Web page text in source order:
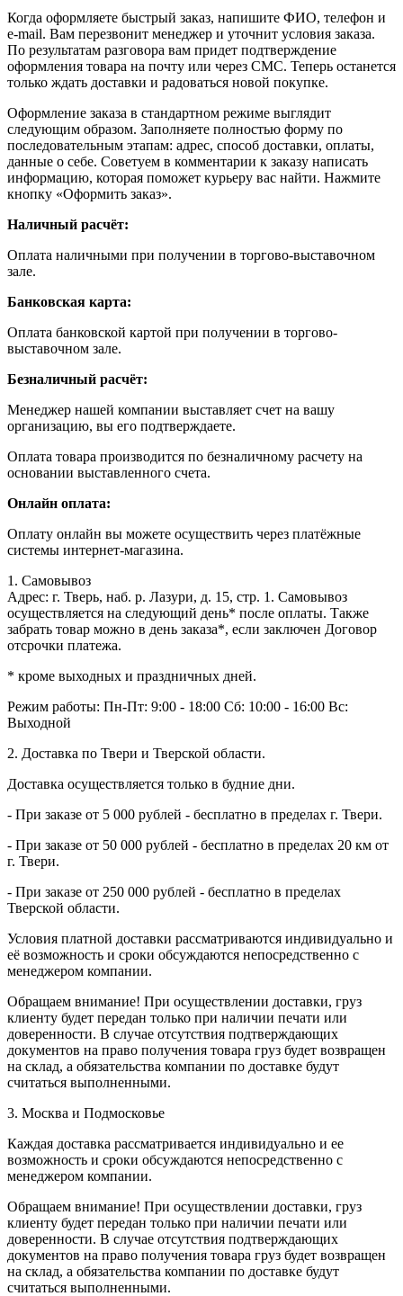
Когда оформляете быстрый заказ, напишите ФИО, телефон и
e-mail. Вам перезвонит менеджер и уточнит условия заказа.
По результатам разговора вам придет подтверждение
оформления товара на почту или через СМС. Теперь останется
только ждать доставки и радоваться новой покупке.
Оформление заказа в стандартном режиме выглядит
следующим образом. Заполняете полностью форму по
последовательным этапам: адрес, способ доставки, оплаты,
данные о себе. Советуем в комментарии к заказу написать
информацию, которая поможет курьеру вас найти. Нажмите
кнопку «Оформить заказ».
Наличный расчёт:
Оплата наличными при получении в торгово-выставочном
зале.
Банковская карта:
Оплата банковской картой при получении в торгово-
выставочном зале.
Безналичный расчёт:
Менеджер нашей компании выставляет счет на вашу
организацию, вы его подтверждаете.
Оплата товара производится по безналичному расчету на
основании выставленного счета.
Онлайн оплата:
Оплату онлайн вы можете осуществить через платёжные
системы интернет-магазина.
1. Самовывоз
Адрес: г. Тверь, наб. р. Лазури, д. 15, стр. 1. Самовывоз
осуществляется на следующий день* после оплаты. Также
забрать товар можно в день заказа*, если заключен Договор
отсрочки платежа.
* кроме выходных и праздничных дней.
Режим работы: Пн-Пт: 9:00 - 18:00 Сб: 10:00 - 16:00 Вс:
Выходной
2. Доставка по Твери и Тверской области.
Доставка осуществляется только в будние дни.
- При заказе от 5 000 рублей - бесплатно в пределах г. Твери.
- При заказе от 50 000 рублей - бесплатно в пределах 20 км от
г. Твери.
- При заказе от 250 000 рублей - бесплатно в пределах
Тверской области.
Условия платной доставки рассматриваются индивидуально и
её возможность и сроки обсуждаются непосредственно с
менеджером компании.
Обращаем внимание! При осуществлении доставки, груз
клиенту будет передан только при наличии печати или
доверенности. В случае отсутствия подтверждающих
документов на право получения товара груз будет возвращен
на склад, а обязательства компании по доставке будут
считаться выполненными.
3. Москва и Подмосковье
Каждая доставка рассматривается индивидуально и ее
возможность и сроки обсуждаются непосредственно с
менеджером компании.
Обращаем внимание! При осуществлении доставки, груз
клиенту будет передан только при наличии печати или
доверенности. В случае отсутствия подтверждающих
документов на право получения товара груз будет возвращен
на склад, а обязательства компании по доставке будут
считаться выполненными.